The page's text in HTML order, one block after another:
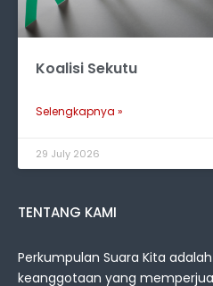
Koalisi Sekutu
Selengkapnya »
29 July 2026
TENTANG KAMI
Perkumpulan Suara Kita
keanggotaan yang